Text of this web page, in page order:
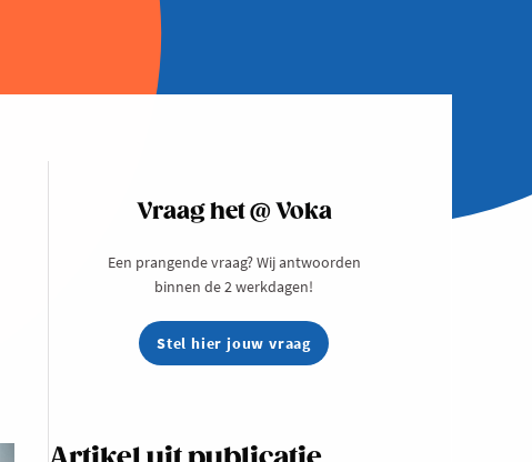
Vraag het @ Voka
Een prangende vraag? Wij antwoorden
binnen de 2 werkdagen!
Stel hier jouw vraag